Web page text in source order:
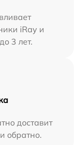
iRay и
3 лет.
доставит
обратно.